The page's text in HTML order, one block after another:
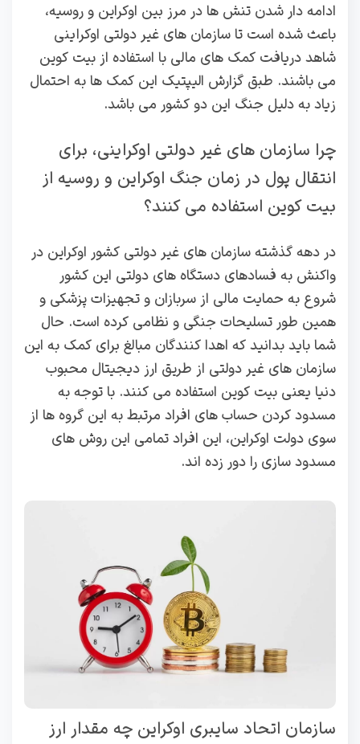
ادامه دار شدن تنش ها در مرز بین اوکراین و روسیه،
باعث شده است تا سازمان های غیر دولتی اوکراینی
شاهد دریافت کمک های مالی با استفاده از بیت کوین
می باشند. طبق گزارش الیپتیک این کمک ها به احتمال
زیاد به دلیل جنگ این دو کشور می باشد.
چرا سازمان های غیر دولتی اوکراینی، برای
انتقال پول در زمان جنگ اوکراین و روسیه از
بیت کوین استفاده می کنند؟
در دهه گذشته سازمان های غیر دولتی کشور اوکراین در
واکنش به فسادهای دستگاه های دولتی این کشور
شروع به حمایت مالی از سربازان و تجهیزات پزشکی و
همین طور تسلیحات جنگی و نظامی کرده است. حال
شما باید بدانید که اهدا کنندگان مبالغ برای کمک به این
سازمان های غیر دولتی از طریق ارز دیجیتال محبوب
دنیا یعنی بیت کوین استفاده می کنند. با توجه به
مسدود کردن حساب های افراد مرتبط به این گروه ها از
سوی دولت اوکراین، این افراد تمامی این روش های
مسدود سازی را دور زده اند.
سازمان اتحاد سایبری اوکراین چه مقدار ارز